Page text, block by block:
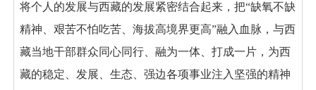
将个人的发展与西藏的发展紧密结合起来，把“缺氧不缺
精神、艰苦不怕吃苦、海拔高境界更高”融入血脉，与西
藏当地干部群众同心同行、融为一体、打成一片，为西
藏的稳定、发展、生态、强边各项事业注入坚强的精神